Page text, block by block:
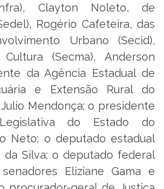
Clayton Noleto, de
Rogério Cafeteira, das
Urbano (Secid),
(Secma), Anderson
da Agência Estadual de
e Extensão Rural do
Mendonça; o presidente
do Estado do
Neto; o deputado estadual
da Silva; o deputado federal
Eliziane Gama e